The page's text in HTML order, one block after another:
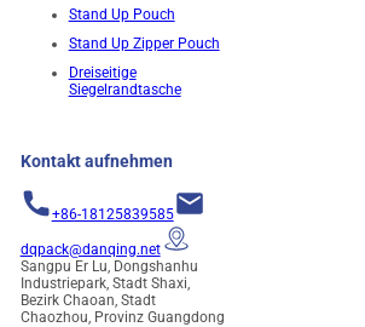
Stand Up Pouch
Stand Up Zipper Pouch
Dreiseitige
Siegelrandtasche
Kontakt aufnehmen
+86-18125839585
dqpack@danqing.net
Sangpu Er Lu, Dongshanhu
Industriepark, Stadt Shaxi,
Bezirk Chaoan, Stadt
Chaozhou, Provinz Guangdong